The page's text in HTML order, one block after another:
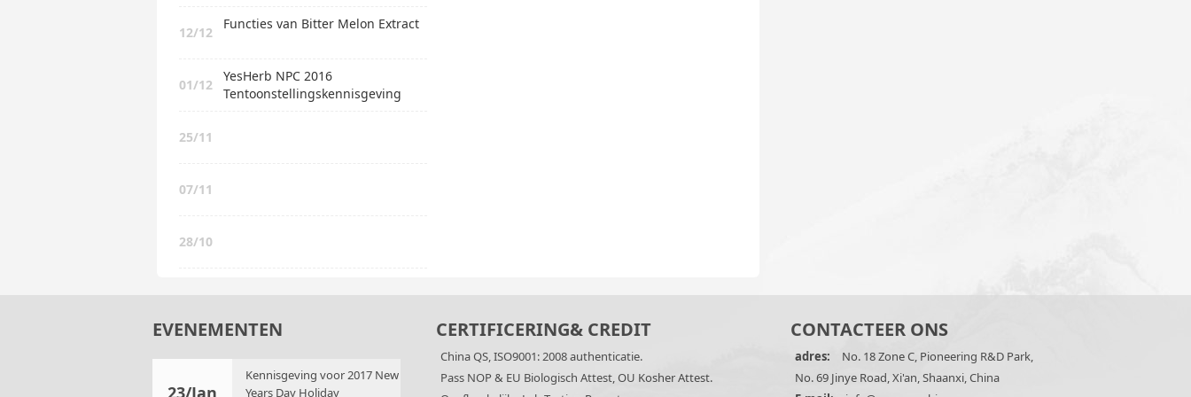
12/12
Functies van Bitter Melon Extract
01/12
YesHerb NPC 2016
Tentoonstellingskennisgeving
25/11
07/11
28/10
EVENEMENTEN
23/Jan
Kennisgeving voor 2017 New
Years Day Holiday
CERTIFICERING& CREDIT
China QS, ISO9001: 2008 authenticatie.
Pass NOP & EU Biologisch Attest, OU Kosher Attest.
CONTACTEER ONS
adres:
No. 18 Zone C, Pioneering R&D Park,
No. 69 Jinye Road, Xi'an, Shaanxi, China